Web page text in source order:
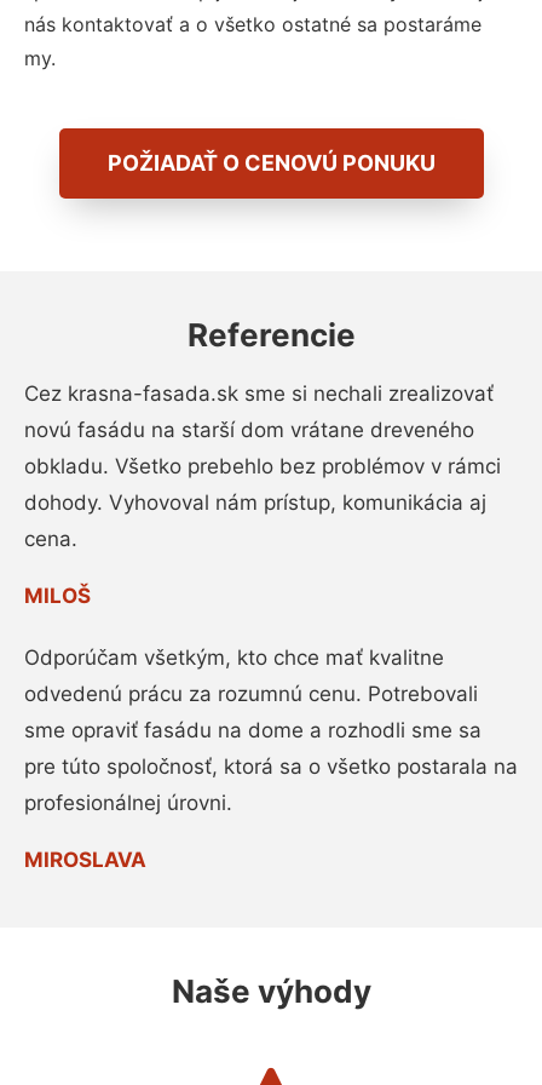
nás kontaktovať a o všetko ostatné sa postaráme
my.
POŽIADAŤ O CENOVÚ PONUKU
Referencie
Cez krasna-fasada.sk sme si nechali zrealizovať
novú fasádu na starší dom vrátane dreveného
obkladu. Všetko prebehlo bez problémov v rámci
dohody. Vyhovoval nám prístup, komunikácia aj
cena.
MILOŠ
Odporúčam všetkým, kto chce mať kvalitne
odvedenú prácu za rozumnú cenu. Potrebovali
sme opraviť fasádu na dome a rozhodli sme sa
pre túto spoločnosť, ktorá sa o všetko postarala na
profesionálnej úrovni.
MIROSLAVA
Naše výhody